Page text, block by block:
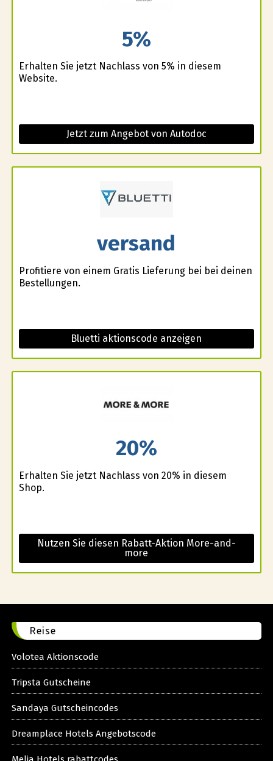
5%
Erhalten Sie jetzt Nachlass von 5% in diesem
Website.
Jetzt zum Angebot von Autodoc
versand
Profitiere von einem Gratis Lieferung bei bei deinen
Bestellungen.
Bluetti aktionscode anzeigen
20%
Erhalten Sie jetzt Nachlass von 20% in diesem
Shop.
Nutzen Sie diesen Rabatt-Aktion More-and-
more
Reise
Volotea Aktionscode
Tripsta Gutscheine
Sandaya Gutscheincodes
Dreamplace Hotels Angebotscode